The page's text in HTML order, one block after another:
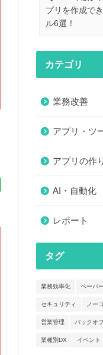
プリを作成で
ル6選！
カテゴリ
業務改善
アプリ・ツ
アプリの作
AI・自動化
レポート
タグ
業務効率化 ペーパ
セキュリティ ノー
営業管理 バックオ
業種別DX イベント